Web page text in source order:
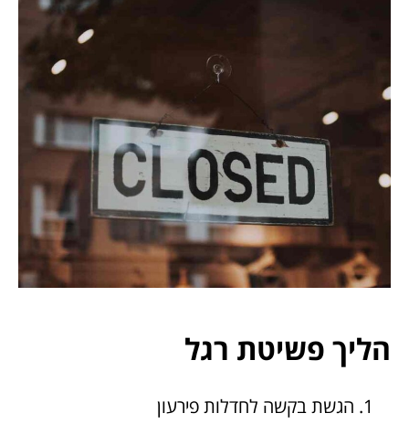
הליך פשיטת רגל
הגשת בקשה לחדלות פירעון